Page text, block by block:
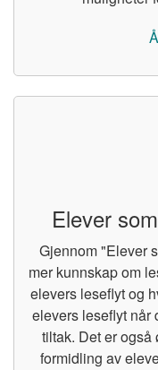
Elever
Gjennom "Elever
mer kunnskap om
elevers leseflyt og
elevers leseflyt når
tiltak. Det er også
formidling av